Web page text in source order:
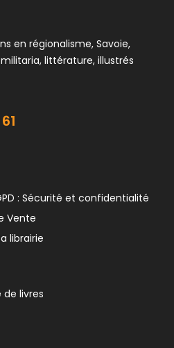
en régionalisme, Savoie,
littérature, illustrés
: Sécurité et confidentialité
Vente
librairie
de livres